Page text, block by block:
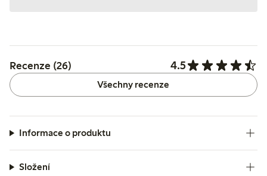
Recenze (26) 4.5
Všechny recenze
Informace o produktu
Složení